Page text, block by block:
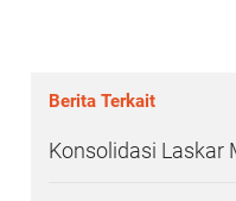
Berita Terkait
Konsolidasi Laskar